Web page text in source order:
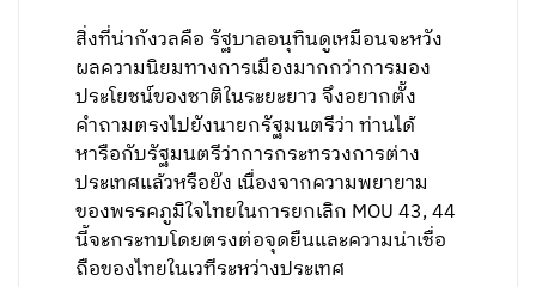
สิ่งที่น่ากังวลคือ รัฐบาลอนุทินดูเหมือนจะหวัง
ผลความนิยมทางการเมืองมากกว่าการมอง
ประโยชน์ของชาติในระยะยาว จึงอยากตั้ง
คำถามตรงไปยังนายกรัฐมนตรีว่า ท่านได้
หารือกับรัฐมนตรีว่าการกระทรวงการต่าง
ประเทศแล้วหรือยัง เนื่องจากความพยายาม
ของพรรคภูมิใจไทยในการยกเลิก MOU 43, 44
นี้จะกระทบโดยตรงต่อจุดยืนและความน่าเชื่อ
ถือของไทยในเวทีระหว่างประเทศ